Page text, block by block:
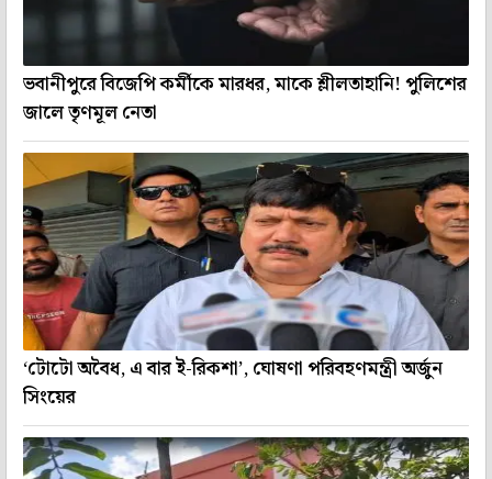
ভবানীপুরে বিজেপি কর্মীকে মারধর, মাকে শ্লীলতাহানি! পুলিশের
জালে তৃণমূল নেতা
‘টোটো অবৈধ, এ বার ই-রিকশা’, ঘোষণা পরিবহণমন্ত্রী অর্জুন
সিংয়ের